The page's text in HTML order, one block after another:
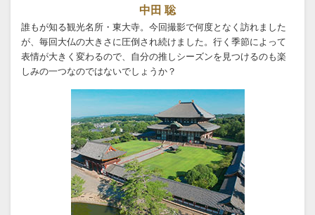
中田 聡
誰もが知る観光名所・東大寺。今回撮影で何度となく訪れました
が、毎回大仏の大きさに圧倒され続けました。行く季節によって
表情が大きく変わるので、自分の推しシーズンを見つけるのも楽
しみの一つなのではないでしょうか？